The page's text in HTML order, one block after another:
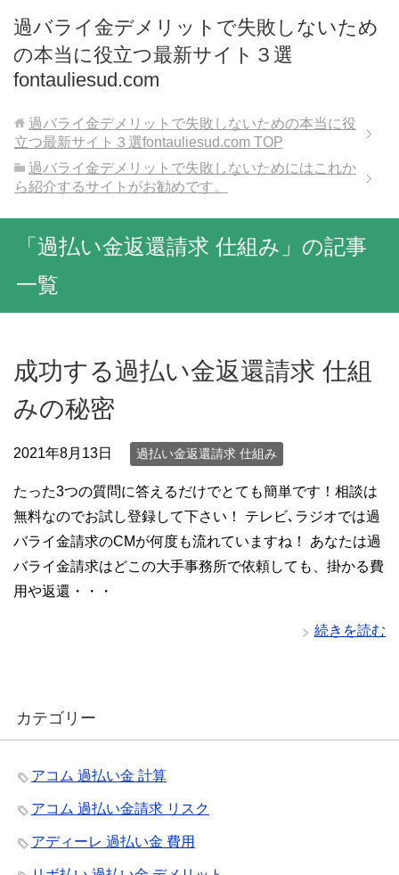
過バライ金デメリットで失敗しないため
の本当に役立つ最新サイト３選
fontauliesud.com
過バライ金デメリットで失敗しないための本当に役
立つ最新サイト３選fontauliesud.com TOP
過バライ金デメリットで失敗しないためにはこれか
ら紹介するサイトがお勧めです。
「過払い金返還請求 仕組み」の記事
一覧
成功する過払い金返還請求 仕組
みの秘密
2021年8月13日 過払い金返還請求 仕組み
たった3つの質問に答えるだけでとても簡単です！相談は
無料なのでお試し登録して下さい！ テレビ､ラジオでは過
バライ金請求のCMが何度も流れていますね！ あなたは過
バライ金請求はどこの大手事務所で依頼しても、掛かる費
用や返還・・・
続きを読む
カテゴリー
アコム 過払い金 計算
アコム 過払い金請求 リスク
アディーレ 過払い金 費用